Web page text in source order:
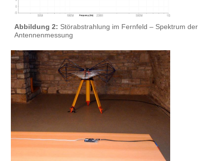
Abbildung 2: Störabstrahlung im Fernfeld – Spektrum der
Antennenmessung